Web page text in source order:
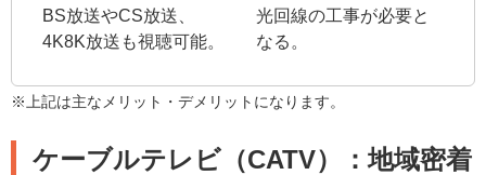
BS放送やCS放送、
4K8K放送も視聴可能。
光回線の工事が必要と
なる。
※上記は主なメリット・デメリットになります。
ケーブルテレビ（CATV）：地域密着